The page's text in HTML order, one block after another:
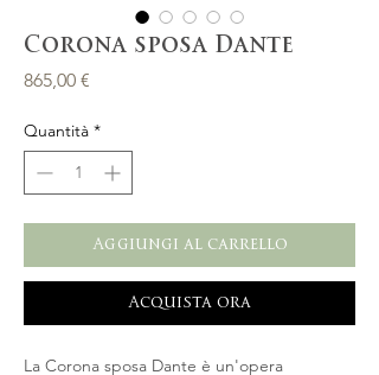
Corona sposa Dante
865,00 €
Quantità *
Aggiungi al carrello
Acquista ora
La Corona sposa Dante è un'opera